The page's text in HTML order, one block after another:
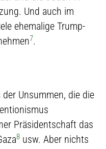
Und auch im
ehemalige Trump-
7.
Unsummen, die die
Präsidentschaft das
8 usw. Aber nichts